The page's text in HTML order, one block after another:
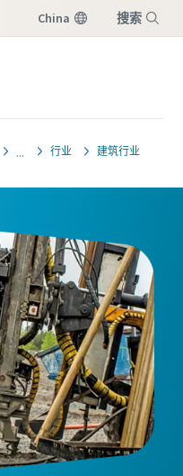
China 搜索
行业 建筑行业